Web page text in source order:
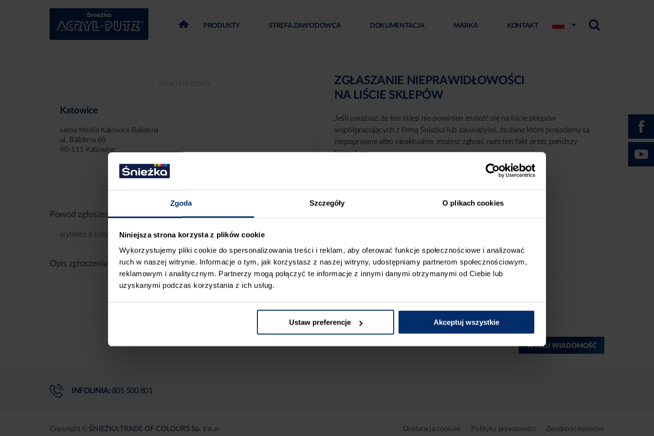
Zgoda Szczegóły O plikach cookies
Niniejsza strona korzysta z plików cookie
Wykorzystujemy pliki cookie do spersonalizowania treści i reklam, aby oferować funkcje społecznościowe i analizować
ruch w naszej witrynie. Informacje o tym, jak korzystasz z naszej witryny, udostępniamy partnerom społecznościowym,
reklamowym i analitycznym. Partnerzy mogą połączyć te informacje z innymi danymi otrzymanymi od Ciebie lub
uzyskanymi podczas korzystania z ich usług.
Ustaw preferencje Akceptuj wszystkie
PRODUKTY STREFA ZAWODOWCA DOKUMENTACJA MARKA KONTAKT
Katowice
Leroy Merlin Katowice Baildona
ul. Baildona 60
40-115 Katowice
ZGŁASZANIE NIEPRAWIDŁOWOŚCI
NA LIŚCIE SKLEPÓW
Jeśli uważasz, że ten sklep nie powinien znaleźć się na liście sklepów
współpracujących z firmą Śnieżka lub zauważyłeś, że dane które posiadamy są
niepoprawne albo nieaktualne, możesz zgłosić nam ten fakt przez poniższy
formularz:
Powód zgłoszenia
Opis zgłoszenia
WYŚLIJ WIADOMOŚĆ
INFOLINIA: 801 500 801
Copyright © ŚNIEŻKA TRADE OF COLOURS Sp. z o.o. Deklaracja cookies Polityka prywatności Zgodność kolorów